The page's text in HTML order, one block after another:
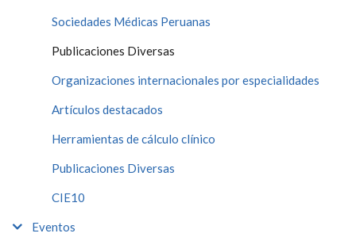
Sociedades Médicas Peruanas
Publicaciones Diversas
Organizaciones internacionales por especialidades
Artículos destacados
Herramientas de cálculo clínico
Publicaciones Diversas
CIE10
Eventos